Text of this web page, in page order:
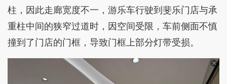
柱，因此走廊宽度不一，游乐车行驶到斐乐门店与承
重柱中间的狭窄过道时，因空间受限，车前侧面不慎
撞到了门店的门框，导致门框上部分灯带受损。